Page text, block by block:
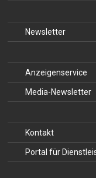
Newsletter
Anzeigenservice
Media-Newsletter
Kontakt
Portal für